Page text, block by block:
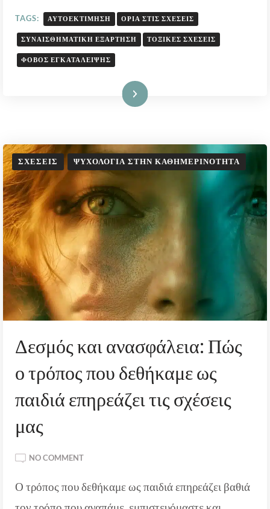
TAGS: ΑΥΤΟΕΚΤΊΜΗΣΗ ΌΡΙΑ ΣΤΙΣ ΣΧΈΣΕΙΣ
ΣΥΝΑΙΣΘΗΜΑΤΙΚΉ ΕΞΆΡΤΗΣΗ ΤΟΞΙΚΈΣ ΣΧΈΣΕΙΣ
ΦΌΒΟΣ ΕΓΚΑΤΆΛΕΙΨΗΣ
Διαβάστε Περισσότερα
ΣΧΈΣΕΙΣ ΨΥΧΟΛΟΓΊΑ ΣΤΗΝ ΚΑΘΗΜΕΡΙΝΌΤΗΤΑ
Δεσμός και ανασφάλεια: Πώς
ο τρόπος που δεθήκαμε ως
παιδιά επηρεάζει τις σχέσεις
μας
NO COMMENTON
ΚΑΙ
Ο τρόπος που δεθήκαμε ως παιδιά επηρεάζει βαθιά